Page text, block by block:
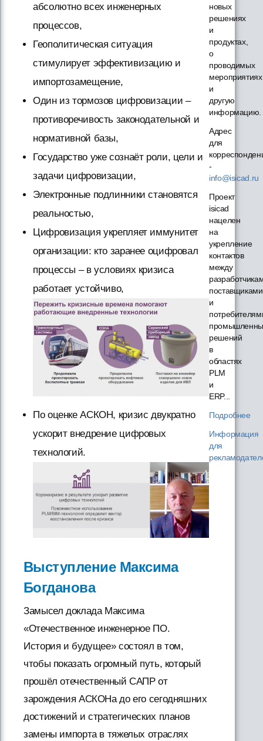
абсолютно всех инженерных
процессов,
Геополитическая ситуация
стимулирует эффективизацию и
импортозамещение,
Один из тормозов цифровизации –
противоречивость законодательной и
нормативной базы,
Государство уже сознаёт роли, цели и
задачи цифровизации,
Электронные подлинники становятся
реальностью,
Цифровизация укрепляет иммунитет
организации: кто заранее оцифровал
процессы – в условиях кризиса
работает устойчиво,
По оценке АСКОН, кризис двукратно
ускорит внедрение цифровых
технологий.
Выступление Максима
Богданова
Замысел доклада Максима
«Отечественное инженерное ПО.
История и будущее» состоял в том,
чтобы показать огромный путь, который
прошёл отечественный САПР от
зарождения АСКОНа до его сегодняшних
достижений и стратегических планов
замены импорта в тяжелых отраслях
новых
решениях
и
продуктах,
о
проводимых
мероприятиях
и
другую
информацию.
Адрес
для
-
info@isicad.ru
Проект
isicad
нацелен
на
укрепление
контактов
между
поставщиками
и
решений
в
областях
PLM
и
ERP...
Подробнее
Информация
для